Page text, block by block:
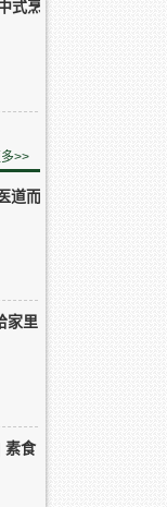
式烹
>>
道而
家里
素食